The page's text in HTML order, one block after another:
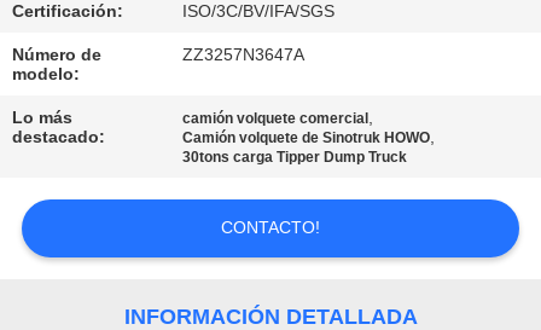
CONTACTA
CON
NOSOTROS
SOLICITAR
UNA
CITA
Certificación: ISO/3C/BV/IFA/SGS
Número de
modelo:
ZZ3257N3647A
Lo más
destacado:
camión volquete comercial ,
Camión volquete de Sinotruk HOWO,
30tons carga Tipper Dump Truck
CONTACTO!
INFORMACIÓN DETALLADA